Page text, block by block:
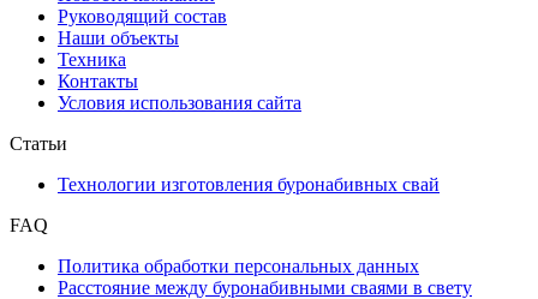
Руководящий состав
Наши объекты
Техника
Контакты
Условия использования сайта
Статьи
Технологии изготовления буронабивных свай
FAQ
Политика обработки персональных данных
Расстояние между буронабивными сваями в свету